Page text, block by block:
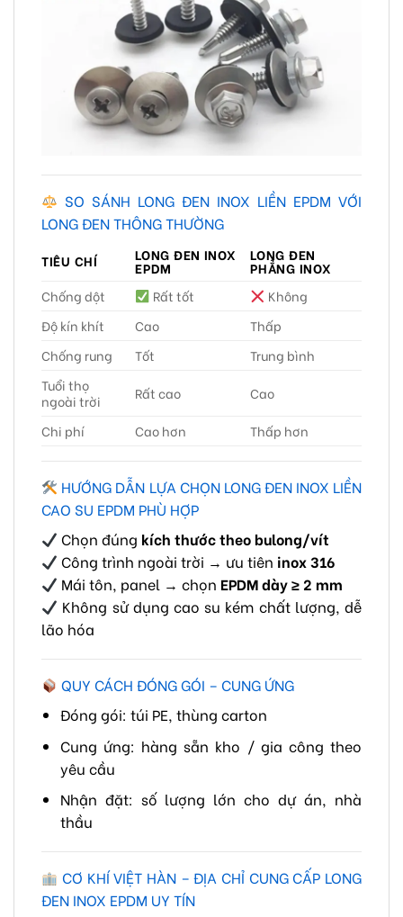
SO SÁNH LONG ĐEN INOX LIỀN EPDM VỚI
LONG ĐEN THÔNG THƯỜNG
TIÊU CHÍ LONG ĐEN INOX
EPDM
LONG ĐEN
PHẲNG INOX
Chống dột
Rất tốt
Không
Độ kín khít
Cao
Thấp
Chống rung
Tốt
Trung bình
Tuổi thọ
ngoài trời
Rất cao
Cao
Chi phí
Cao hơn Thấp hơn
HƯỚNG DẪN LỰA CHỌN LONG ĐEN INOX LIỀN
CAO SU EPDM PHÙ HỢP
Chọn đúng kích thước theo bulong/vít
Công trình ngoài trời → ưu tiên inox 316
Mái tôn, panel → chọn EPDM dày ≥ 2 mm
Không sử dụng cao su kém chất lượng, dễ
lão hóa
QUY CÁCH ĐÓNG GÓI – CUNG ỨNG
Đóng gói: túi PE, thùng carton
Cung ứng: hàng sẵn kho / gia công theo
yêu cầu
Nhận đặt: số lượng lớn cho dự án, nhà
thầu
CƠ KHÍ VIỆT HÀN – ĐỊA CHỈ CUNG CẤP LONG
ĐEN INOX EPDM UY TÍN